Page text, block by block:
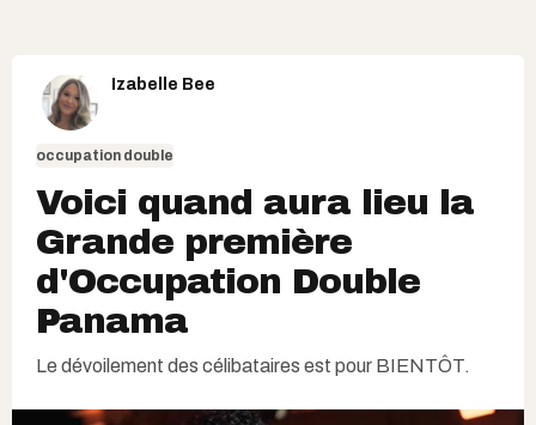
Izabelle Bee
occupation double
Voici quand aura lieu la
Grande première
d'Occupation Double
Panama
Le dévoilement des célibataires est pour BIENTÔT.